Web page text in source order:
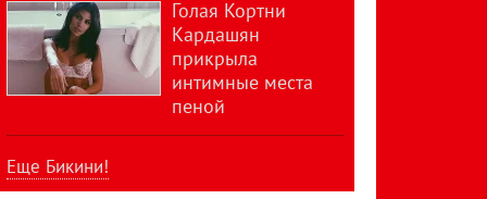
Голая Кортни
Кардашян
прикрыла
интимные места
пеной
Еще Бикини!